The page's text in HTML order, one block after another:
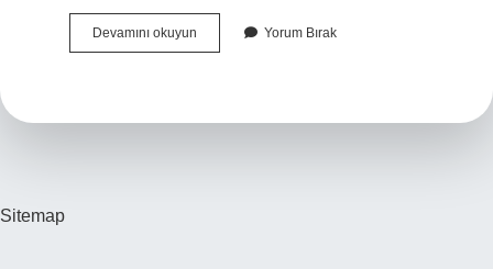
Devamını okuyun
Hapsi
Yorum Bırak
Sitemap